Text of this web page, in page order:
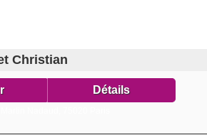
Christian
Détails